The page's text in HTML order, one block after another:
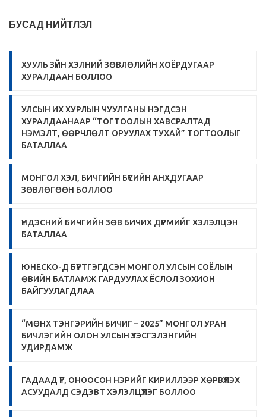
БУСАД НИЙТЛЭЛ
ХУУЛЬ ЗҮЙН ХЭЛНИЙ ЗӨВЛӨЛИЙН ХОЁРДУГААР
ХУРАЛДААН БОЛЛОО
УЛСЫН ИХ ХУРЛЫН ЧУУЛГАНЫ НЭГДСЭН
ХУРАЛДААНААР “ТОГТООЛЫН ХАВСРАЛТАД
НЭМЭЛТ, ӨӨРЧЛӨЛТ ОРУУЛАХ ТУХАЙ” ТОГТООЛЫГ
БАТАЛЛАА
МОНГОЛ ХЭЛ, БИЧГИЙН БҮСИЙН АНХДУГААР
ЗӨВЛӨГӨӨН БОЛЛОО
ҮНДЭСНИЙ БИЧГИЙН ЗӨВ БИЧИХ ДҮРМИЙГ ХЭЛЭЛЦЭН
БАТАЛЛАА
ЮНЕСКО-Д БҮРТГЭГДСЭН МОНГОЛ УЛСЫН СОЁЛЫН
ӨВИЙН БАТЛАМЖ ГАРДУУЛАХ ЁСЛОЛ ЗОХИОН
БАЙГУУЛАГДЛАА
“МӨНХ ТЭНГЭРИЙН БИЧИГ – 2025” МОНГОЛ УРАН
БИЧЛЭГИЙН ОЛОН УЛСЫН ҮЗЭСГЭЛЭНГИЙН
УДИРДАМЖ
ГАДААД ҮГ, ОНООСОН НЭРИЙГ КИРИЛЛЭЭР ХӨРВҮҮЛЭХ
АСУУДАЛД СЭДЭВТ ХЭЛЭЛЦҮҮЛЭГ БОЛЛОО